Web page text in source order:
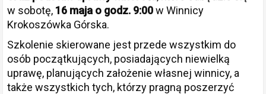
w sobotę, 16 maja o godz. 9:00w Winnicy
Krokoszówka Górska.
Szkolenie skierowane jest przede wszystkim do
osób początkujących, posiadających niewielką
uprawę, planujących założenie własnej winnicy, a
także wszystkich tych, którzy pragną poszerzyć